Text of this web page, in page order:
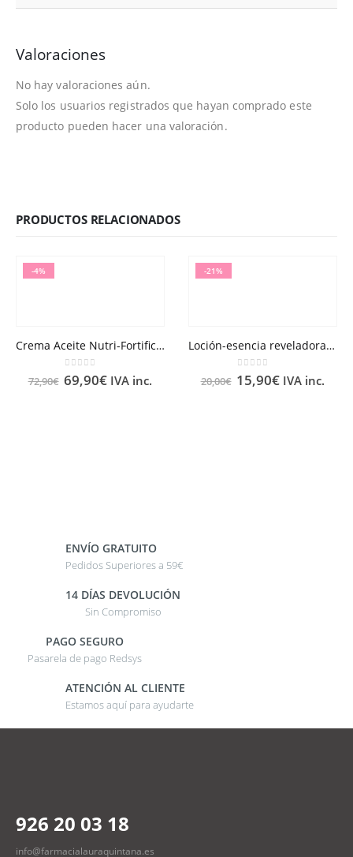
Valoraciones
No hay valoraciones aún.
Solo los usuarios registrados que hayan comprado este
producto pueden hacer una valoración.
PRODUCTOS RELACIONADOS
-4%
Crema Aceite Nutri-Fortificante Nuxuriance® Gold 50ml
0out of 5
72,90€ 69,90€ IVA inc.
-21%
Loción-esencia reveladora de belleza Aquabella®
0 out of 5
20,00€ 15,90€ IVA inc.
ENVÍO GRATUITO
Pedidos Superiores a 59€
14 DÍAS DEVOLUCIÓN
Sin Compromiso
PAGO SEGURO
Pasarela de pago Redsys
ATENCIÓN AL CLIENTE
Estamos aquí para ayudarte
926 20 03 18
info@farmacialauraquintana.es